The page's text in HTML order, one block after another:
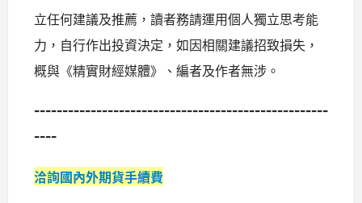
立任何建議及推薦，讀者務請運用個人獨立思考能
力，自行作出投資決定，如因相關建議招致損失，
概與《精實財經媒體》、編者及作者無涉。
----------------------------------------------------
----
洽詢國內外期貨手續費